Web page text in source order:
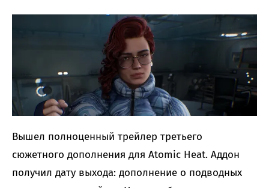
Вышел полноценный трейлер третьего
сюжетного дополнения для Atomic Heat. Аддон
получил дату выхода: дополнение о подводных